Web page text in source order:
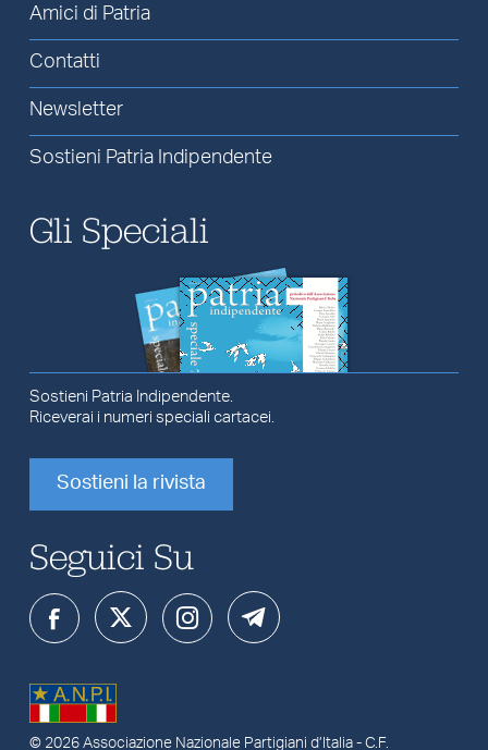
Amici di Patria
Contatti
Newsletter
Sostieni Patria Indipendente
Gli Speciali
Sostieni Patria Indipendente.
Riceverai i numeri speciali cartacei.
Sostieni la rivista
Seguici Su
© 2026 Associazione Nazionale Partigiani d’Italia- C.F.